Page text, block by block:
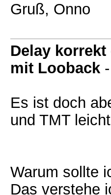
Gruß, Onno
Delay
mit Looback -
Es ist doch
und TMT
Warum sollte
Das verstehe